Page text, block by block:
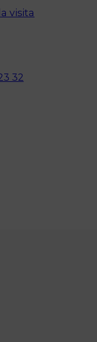
visita
32